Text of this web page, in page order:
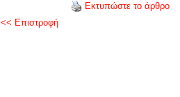
Εκτυπώστε το άρθρο
<< Επιστροφή